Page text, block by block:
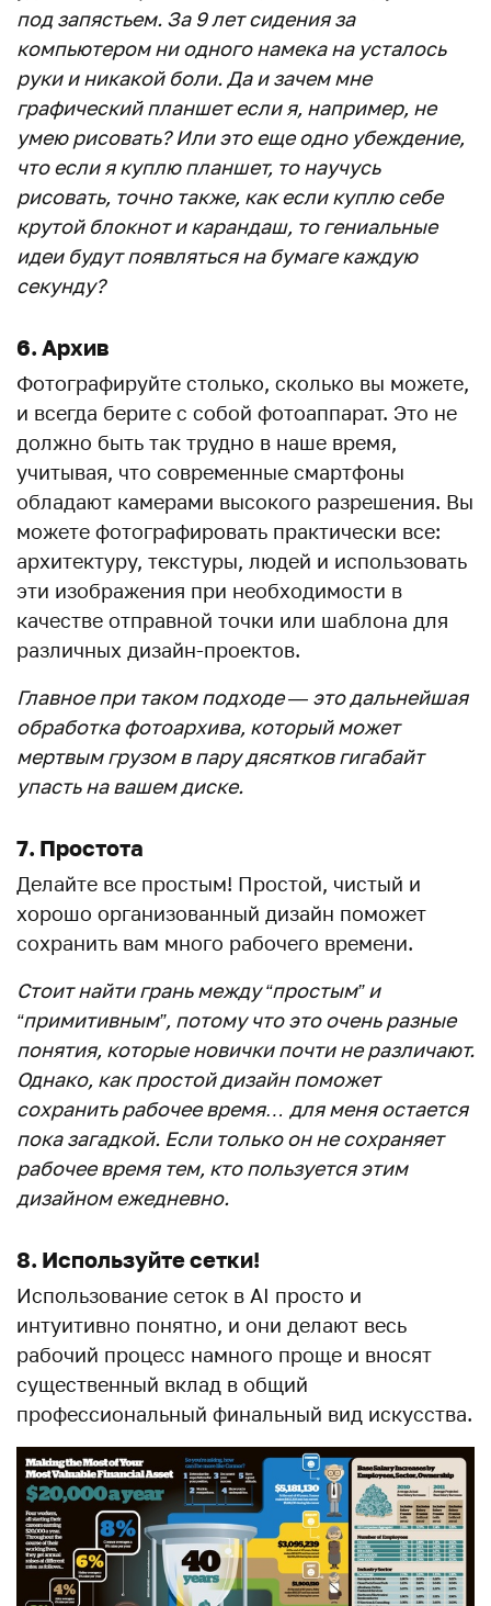
под запястьем. За 9 лет сидения за
компьютером ни одного намека на усталось
руки и никакой боли. Да и зачем мне
графический планшет если я, например, не
умею рисовать? Или это еще одно убеждение,
что если я куплю планшет, то научусь
рисовать, точно также, как если куплю себе
крутой блокнот и карандаш, то гениальные
идеи будут появляться на бумаге каждую
секунду?
6. Архив
Фотографируйте столько, сколько вы можете,
и всегда берите с собой фотоаппарат. Это не
должно быть так трудно в наше время,
учитывая, что современные смартфоны
обладают камерами высокого разрешения. Вы
можете фотографировать практически все:
архитектуру, текстуры, людей и использовать
эти изображения при необходимости в
качестве отправной точки или шаблона для
различных дизайн-проектов.
Главное при таком подходе — это дальнейшая
обработка фотоархива, который может
мертвым грузом в пару дясятков гигабайт
упасть на вашем диске.
7. Простота
Делайте все простым! Простой, чистый и
хорошо организованный дизайн поможет
сохранить вам много рабочего времени.
Стоит найти грань между “простым” и
“примитивным”, потому что это очень разные
понятия, которые новички почти не различают.
Однако, как простой дизайн поможет
сохранить рабочее время… для меня остается
пока загадкой. Если только он не сохраняет
рабочее время тем, кто пользуется этим
дизайном ежедневно.
8. Используйте сетки!
Использование сеток в AI просто и
интуитивно понятно, и они делают весь
рабочий процесс намного проще и вносят
существенный вклад в общий
профессиональный финальный вид искусства.